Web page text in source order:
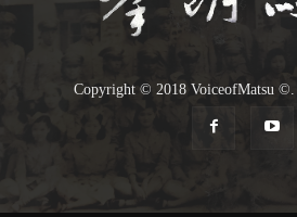
Copyright © 2018 VoiceofMatsu ©.